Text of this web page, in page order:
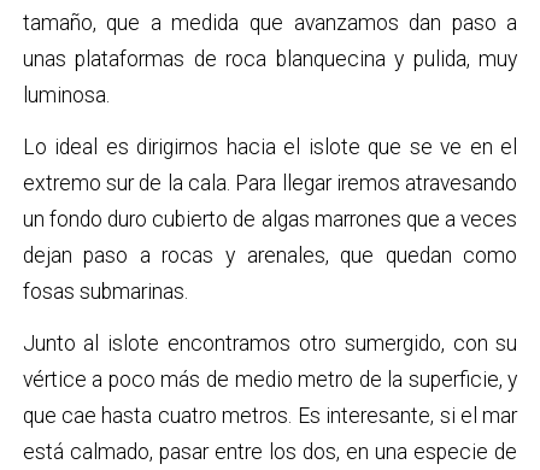
tamaño, que a medida que avanzamos dan paso a
unas plataformas de roca blanquecina y pulida, muy
luminosa.
Lo ideal es dirigirnos hacia el islote que se ve en el
extremo sur de la cala. Para llegar iremos atravesando
un fondo duro cubierto de algas marrones que a veces
dejan paso a rocas y arenales, que quedan como
fosas submarinas.
Junto al islote encontramos otro sumergido, con su
vértice a poco más de medio metro de la superficie, y
que cae hasta cuatro metros. Es interesante, si el mar
está calmado, pasar entre los dos, en una especie de